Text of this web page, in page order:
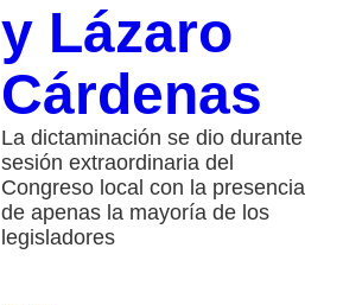
y Lázaro
Cárdenas
La dictaminación se dio durante
sesión extraordinaria del
Congreso local con la presencia
de apenas la mayoría de los
legisladores